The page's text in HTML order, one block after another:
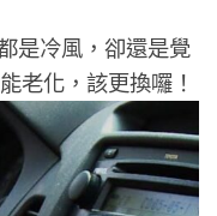
是冷風，卻還是覺
老化，該更換囉！